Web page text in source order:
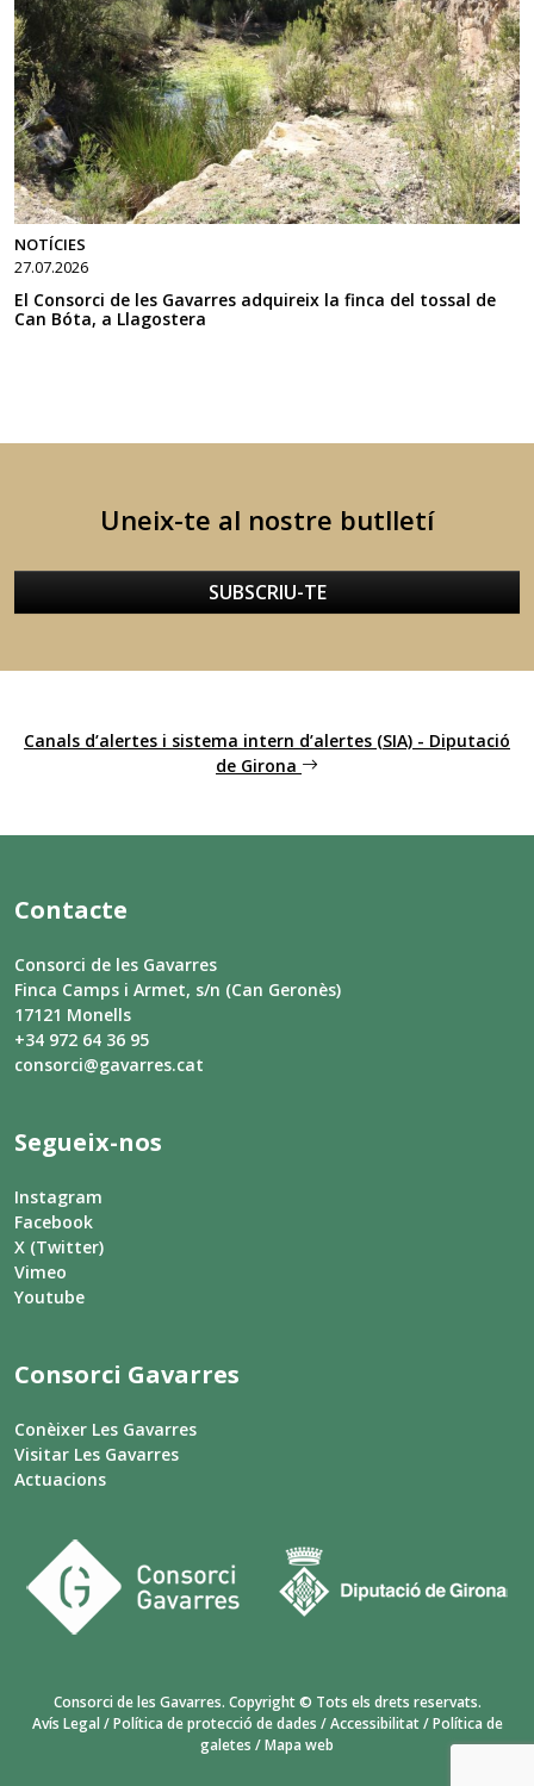
NOTÍCIES
27.07.2026
El Consorci de les Gavarres adquireix la finca del tossal de
Can Bóta, a Llagostera
Uneix-te al nostre butlletí
SUBSCRIU-TE
Canals d’alertes i sistema intern d’alertes (SIA) - Diputació
de Girona
Contacte
Consorci de les Gavarres
Finca Camps i Armet, s/n (Can Geronès)
17121 Monells
+34 972 64 36 95
consorci@gavarres.cat
Segueix-nos
Instagram
Facebook
X (Twitter)
Vimeo
Youtube
Consorci Gavarres
Conèixer Les Gavarres
Visitar Les Gavarres
Actuacions
Consorci de les Gavarres. Copyright © Tots els drets reservats.
Avís Legal /Política de protecció de dades /Accessibilitat/Política de
galetes /Mapa web